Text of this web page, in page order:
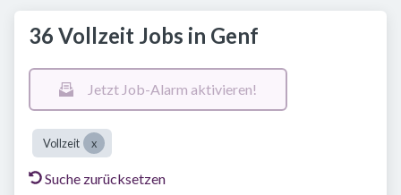
36 Vollzeit Jobs in Genf
Jetzt Job-Alarm aktivieren!
Vollzeit
Suche zurücksetzen